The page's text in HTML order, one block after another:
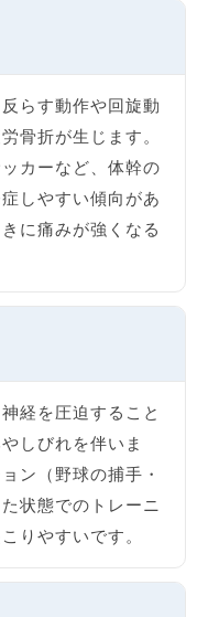
らす動作や回旋動
骨折が生じます。
カーなど、体幹の
しやすい傾向があ
に痛みが強くなる
経を圧迫すること
しびれを伴いま
ン（野球の捕手・
状態でのトレーニ
りやすいです。